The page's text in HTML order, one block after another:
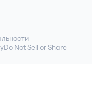
Do Not Sell or Share